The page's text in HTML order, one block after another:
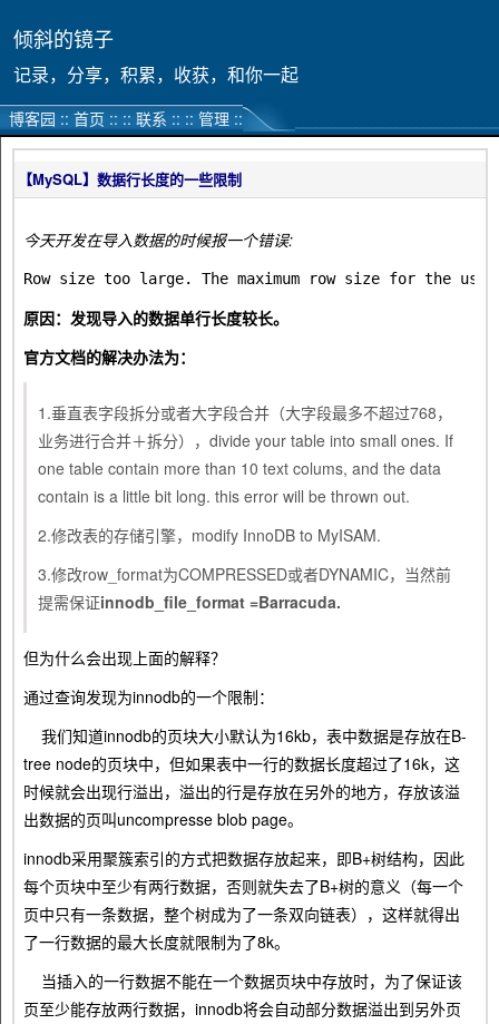
倾斜的镜子
记录，分享，积累，收获，和你一起
博客园 :: 首页 :: :: 联系 :: :: 管理 ::
【MySQL】数据行长度的一些限制
今天开发在导入数据的时候报一个错误:
Row size too large. The maximum row size for the
原因：发现导入的数据单行长度较长。
官方文档的解决办法为：
1.垂直表字段拆分或者大字段合并（大字段最多不超过768，
业务进行合并＋拆分），divide your table into small ones. If
one table contain more than 10 text colums, and the data
contain is a little bit long. this error will be thrown out.
2.修改表的存储引擎，modify InnoDB to MyISAM.
3.修改row_format为COMPRESSED或者DYNAMIC，当然前
提需保证innodb_file_format =Barracuda.
但为什么会出现上面的解释？
通过查询发现为innodb的一个限制：
我们知道innodb的页块大小默认为16kb，表中数据是存放在B-
tree node的页块中，但如果表中一行的数据长度超过了16k，这
时候就会出现行溢出，溢出的行是存放在另外的地方，存放该溢
出数据的页叫uncompresse blob page。
innodb采用聚簇索引的方式把数据存放起来，即B+树结构，因此
每个页块中至少有两行数据，否则就失去了B+树的意义（每一个
页中只有一条数据，整个树成为了一条双向链表），这样就得出
了一行数据的最大长度就限制为了8k。
当插入的一行数据不能在一个数据页块中存放时，为了保证该
页至少能存放两行数据，innodb将会自动部分数据溢出到另外页